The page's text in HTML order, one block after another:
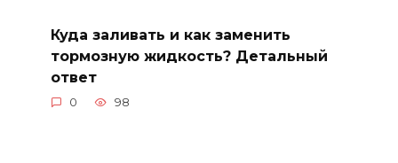
Куда заливать и как заменить
тормозную жидкость? Детальный
ответ
0 98